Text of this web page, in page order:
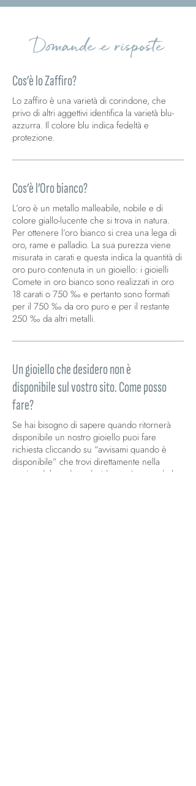
Domande e risposte
Cos’è lo Zaffiro?
Lo zaffiro è una varietà di corindone, che
privo di altri aggettivi identifica la varietà blu-
azzurra. Il colore blu indica fedeltà e
protezione.
Cos’è l’Oro bianco?
L’oro è un metallo malleabile, nobile e di
colore giallo-lucente che si trova in natura.
Per ottenere l’oro bianco si crea una lega di
oro, rame e palladio. La sua purezza viene
misurata in carati e questa indica la quantità di
oro puro contenuta in un gioiello: i gioielli
Comete in oro bianco sono realizzati in oro
18 carati o 750 ‰ e pertanto sono formati
per il 750 ‰ da oro puro e per il restante
250 ‰ da altri metalli.
Un gioiello che desidero non è
disponibile sul vostro sito. Come posso
fare?
Se hai bisogno di sapere quando ritornerà
disponibile un nostro gioiello puoi fare
richiesta cliccando su “avvisami quando è
disponibile” che trovi direttamente nella
pagina del prodotto desiderato. Inserendo la